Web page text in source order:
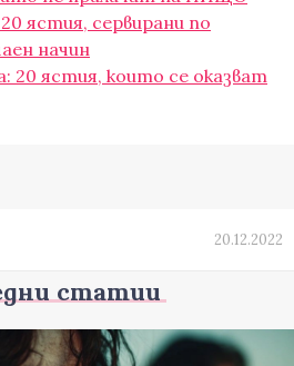
ястия, сервирани по
начин
20 ястия, които се оказват
20.12.2022
статии